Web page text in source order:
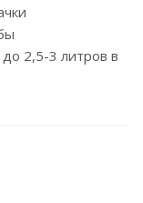
2,5-3 литров в